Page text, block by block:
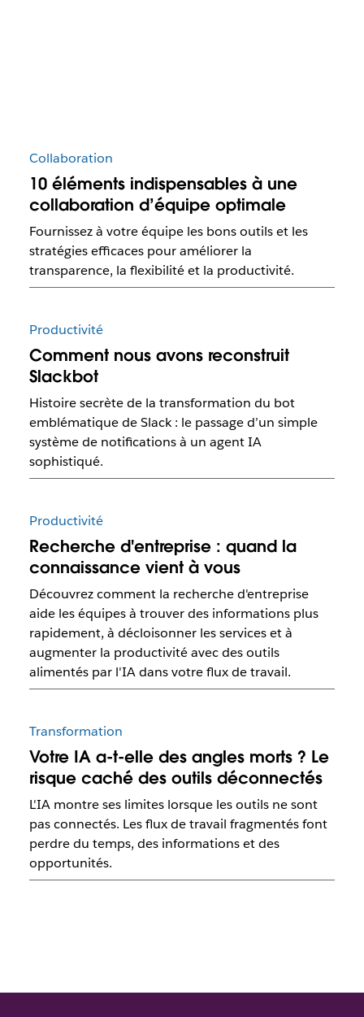
Collaboration
10 éléments indispensables à une
collaboration d’équipe optimale
Fournissez à votre équipe les bons outils et les
stratégies efficaces pour améliorer la
transparence, la flexibilité et la productivité.
Productivité
Comment nous avons reconstruit
Slackbot
Histoire secrète de la transformation du bot
emblématique de Slack : le passage d’un simple
système de notifications à un agent IA
sophistiqué.
Productivité
Recherche d'entreprise : quand la
connaissance vient à vous
Découvrez comment la recherche d'entreprise
aide les équipes à trouver des informations plus
rapidement, à décloisonner les services et à
augmenter la productivité avec des outils
alimentés par l'IA dans votre flux de travail.
Transformation
Votre IA a-t-elle des angles morts ? Le
risque caché des outils déconnectés
L'IA montre ses limites lorsque les outils ne sont
pas connectés. Les flux de travail fragmentés font
perdre du temps, des informations et des
opportunités.